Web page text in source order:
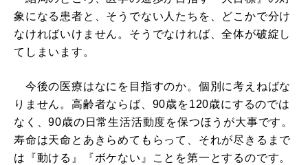
象になる患者と、そうでない人たちを、どこかで分け
なければいけません。そうでなければ、全体が破綻し
てしまいます。
今後の医療はなにを目指すのか。個別に考えねばな
りません。高齢者ならば、90歳を120歳にするのでは
なく、90歳の日常生活活動度を保つほうが大事です。
寿命は天命とあきらめてもらって、それが尽きるまで
は『動ける』『ボケない』ことを第一とするのです。